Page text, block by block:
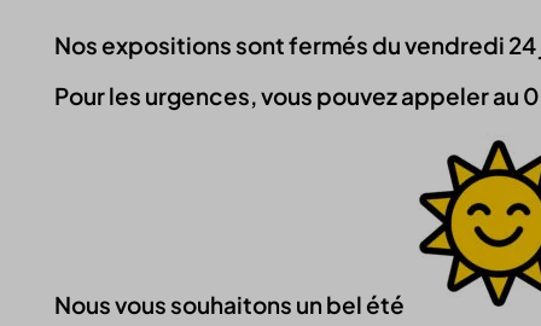
Nos expositions sont fermés du vendredi 24
Pour les urgences, vous pouvez appeler au
Nous vous souhaitons un bel été